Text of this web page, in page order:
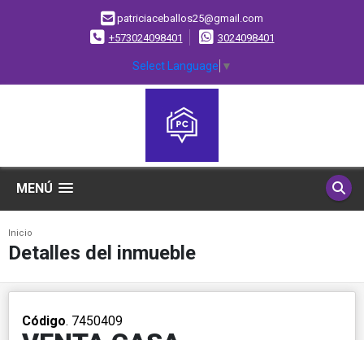
patriciaceballos25@gmail.com
+573024098401
3024098401
Select Language ▼
MENÚ
Inicio
Detalles del inmueble
Código. 7450409